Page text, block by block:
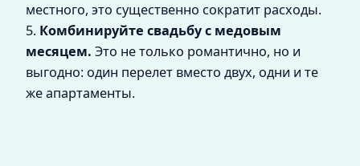
местного, это существенно сократит расходы.
5. Комбинируйте свадьбу с медовым
месяцем. Это не только романтично, но и
выгодно: один перелет вместо двух, одни и те
же апартаменты.